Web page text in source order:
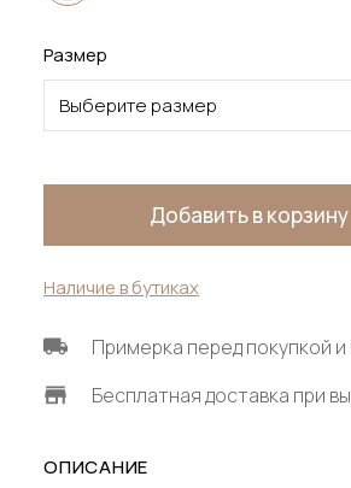
Размер
Выберите размер
Добавить в корзину
Наличие в бутиках
Примерка перед покупкой
Бесплатная доставка при
ОПИСАНИЕ